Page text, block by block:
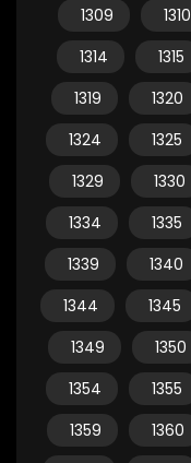
1309
1310
1314
1315
1319
1320
1324
1325
1329
1330
1334
1335
1339
1340
1344
1345
1349
1350
1354
1355
1359
1360